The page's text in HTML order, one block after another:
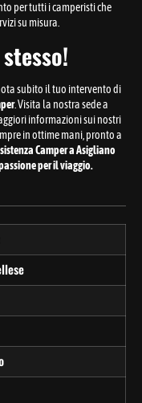
per tutti i camperisti che
su misura.
subito il tuo intervento di
. Visita la nostra sede a
informazioni sui nostri
in ottime mani, pronto a
Camper a Asigliano
per il viaggio.